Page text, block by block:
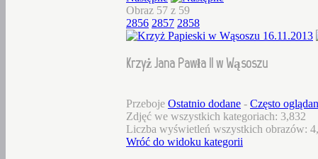
Obraz 57 z 59
2856 2857 2858
Krzyż Jana Pawła II w Wąsoszu
Przeboje Ostatnio dodane - Często
Zdjęć we wszystkich kategoriach: 3,832
Liczba wyświetleń wszystkich obrazów:
Wróć do widoku kategorii